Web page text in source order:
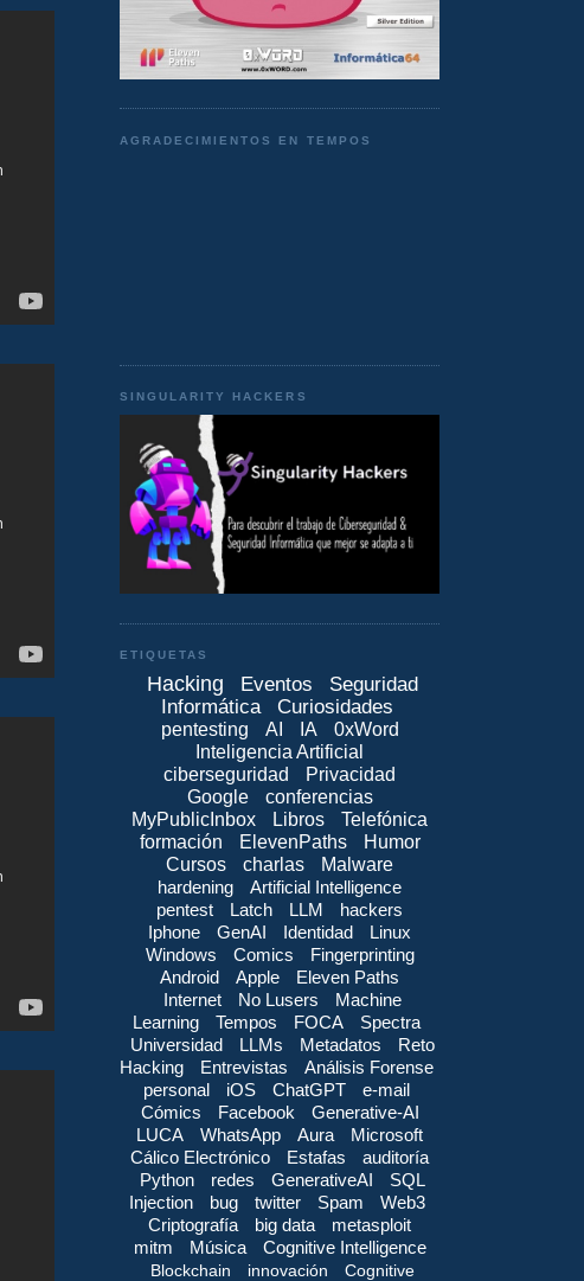
AGRADECIMIENTOS EN TEMPOS
SINGULARITY HACKERS
ETIQUETAS
Hacking Eventos
Seguridad
Informática
Curiosidades
pentesting AI IA
0xWord
Inteligencia Artificial
ciberseguridad
Privacidad
Google
conferencias
MyPublicInbox
Libros
Telefónica
formación
ElevenPaths
Humor
Cursos
charlas
Malware
hardening
Artificial Intelligence
pentest
Latch LLM
hackers
Iphone
GenAI Identidad
Linux
Windows
Comics
Fingerprinting
Android
Apple
Eleven Paths
Internet
No Lusers
Machine
Learning
Tempos FOCA
Spectra
Universidad
LLMs Metadatos
Reto
Hacking
Entrevistas
Análisis Forense
personal
iOS ChatGPT
e-mail
Cómics
Facebook
Generative-AI
LUCA
WhatsApp Aura
Microsoft
Cálico Electrónico
Estafas
auditoría
Python
redes GenerativeAI
SQL
Injection
bug twitter Spam
Web3
Criptografía
big data
metasploit
mitm
Música Cognitive Intelligence
Blockchain innovación
Cognitive